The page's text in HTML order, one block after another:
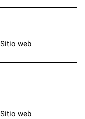
Sitio web
Sitio web